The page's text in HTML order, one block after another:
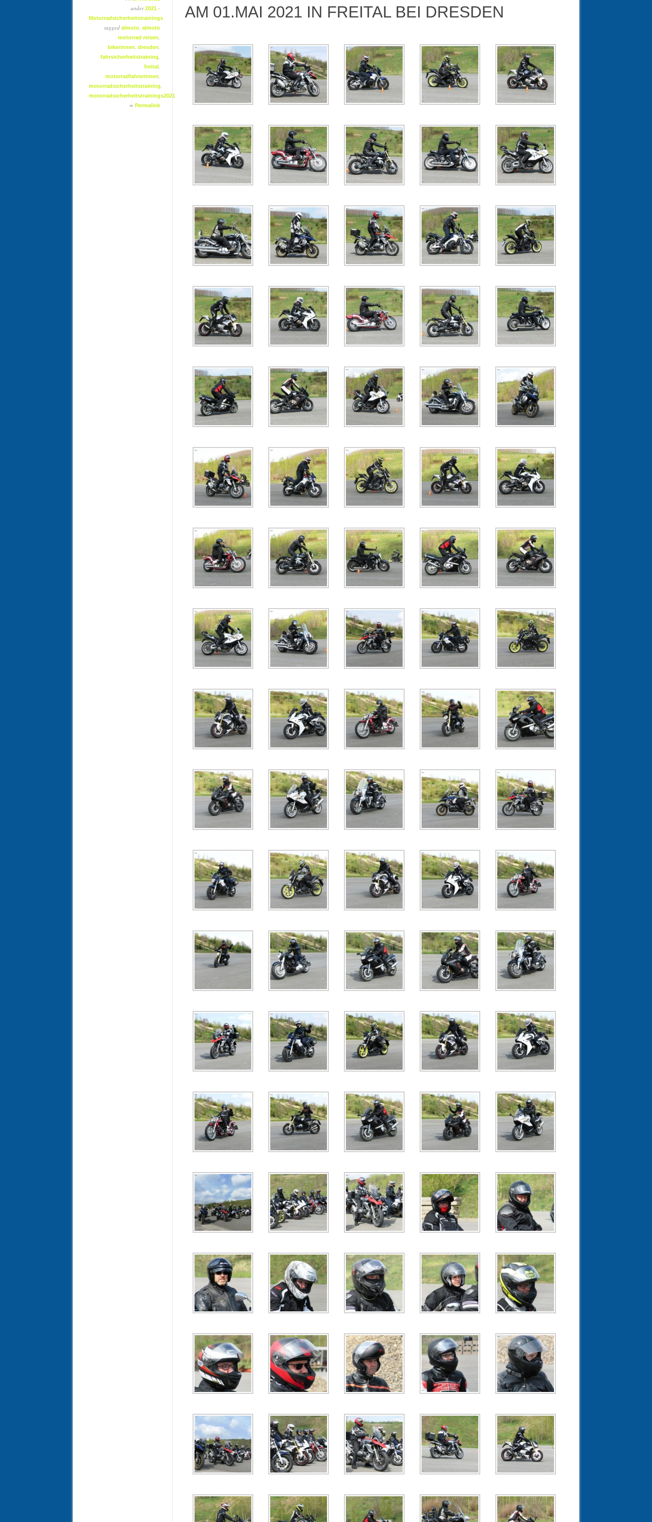
under2021 -
Motorradsicherheitstrainings
tagged almoto, almoto
motorrad reisen,
bikerinnen, dresden,
fahrsicherheitstraining,
freital,
motorradfahrerinnen,
motorradsicherheitstraining,
motorradsicherheitstrainings2021
∞ Permalink
AM 01.MAI 2021 IN FREITAL BEI DRESDEN